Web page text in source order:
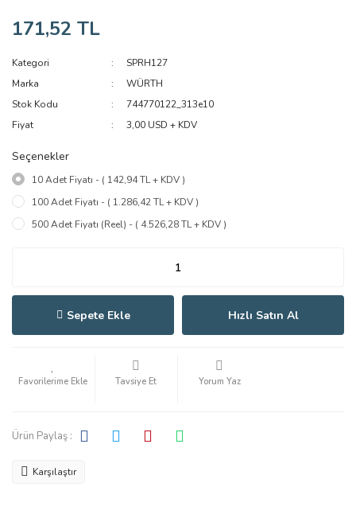
171,52 TL
Kategori
SPRH127
Marka
WÜRTH
Stok Kodu
744770122_313e10
Fiyat
3,00 USD + KDV
Seçenekler
10 Adet Fiyatı - ( 142,94 TL + KDV )
100 Adet Fiyatı - ( 1.286,42 TL + KDV )
500 Adet Fiyatı (Reel) - ( 4.526,28 TL + KDV )
Sepete Ekle Hızlı Satın Al
Tavsiye Et Yorum Yaz
Ürün Paylaş :
Karşılaştır